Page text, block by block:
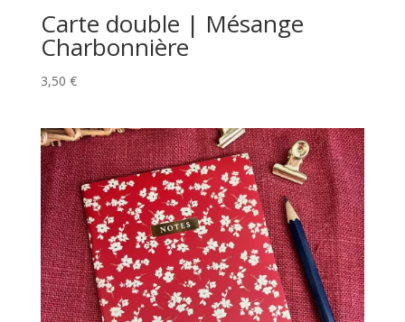
Carte double | Mésange
Charbonnière
3,50 €